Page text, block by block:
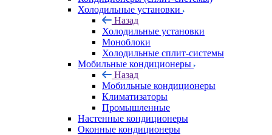
Холодильные установки
Назад
Холодильные установки
Моноблоки
Холодильные сплит-системы
Мобильные кондиционеры
Назад
Мобильные кондиционеры
Климатизаторы
Промышленные
Настенные кондиционеры
Оконные кондиционеры